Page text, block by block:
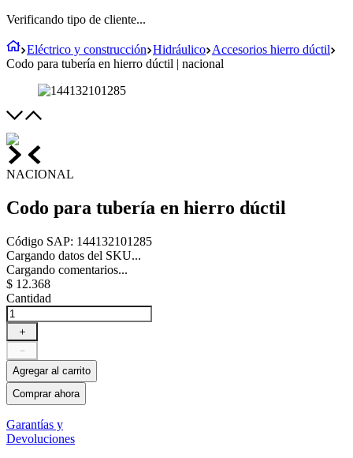
Verificando tipo de cliente...
Eléctrico y construcción Hidráulico Accesorios hierro dúctil
Codo para tubería en hierro dúctil | nacional
NACIONAL
Codo para tubería en hierro dúctil
Código SAP: 144132101285
Cargando datos del SKU...
Cargando comentarios...
$ 12.368
Cantidad
＋
－
Agregar al carrito
Comprar ahora
Garantías y
Devoluciones